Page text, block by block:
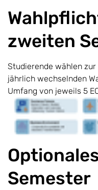
zweiten
Studierende wählen
jährlich wechselnden
Umfang von jeweils 5
Semester